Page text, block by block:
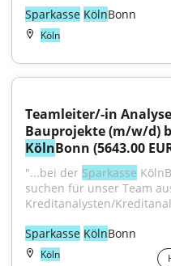
Sparkasse KölnBonn
Köln
Teamleiter/-in
Bauprojekte (m/w/d)
KölnBonn (5643.00
"...bei der Sparkasse
suchen für unser Team
Kreditanalysten/
Sparkasse KölnBonn
Köln